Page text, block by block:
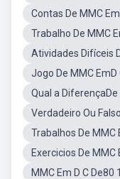
Contas De MMC
Trabalho De MMC
Atividades Difíceis
Jogo De MMC EmD
Qual a DiferençaDe
Verdadeiro Ou
Trabalhos De MMC
Exercicios De MMC
MMC Em D C De80